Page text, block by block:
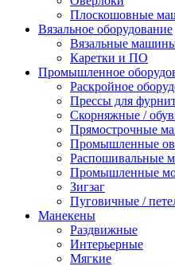
Плоскошовные
Вязальное оборудование
Вязальные
Каретки и ПО
Промышленное
Раскройное
Прессы для
Скорняжные /
Прямострочные
Промышленные
Распошивальные
Промышленные
Зигзаг
Пуговичные /
Манекены
Раздвижные
Интерьерные
Мягкие